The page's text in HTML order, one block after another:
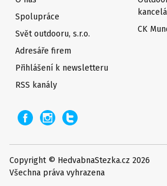
Spolupráce
Svět outdooru, s.r.o.
Adresáře firem
Přihlášení k newsletteru
CK
RSS kanály
Copyright © HedvabnaStezka.cz 2026
Všechna práva vyhrazena